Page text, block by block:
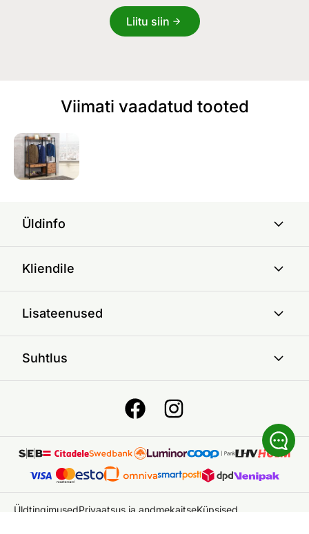
Liitu siin
Viimati vaadatud tooted
Üldinfo
Kliendile
Lisateenused
Suhtlus
ÜldtingimusedPrivaatsus ja andmekaitseKüpsised